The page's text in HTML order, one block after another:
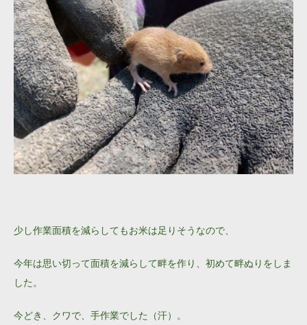
少し作業面積を減らしてもお米は足りそうなので、
今年は思い切って面積を減らして畔を作り、初めて畔ぬりをしま
した。
今どき、クワで、手作業でした（汗）。